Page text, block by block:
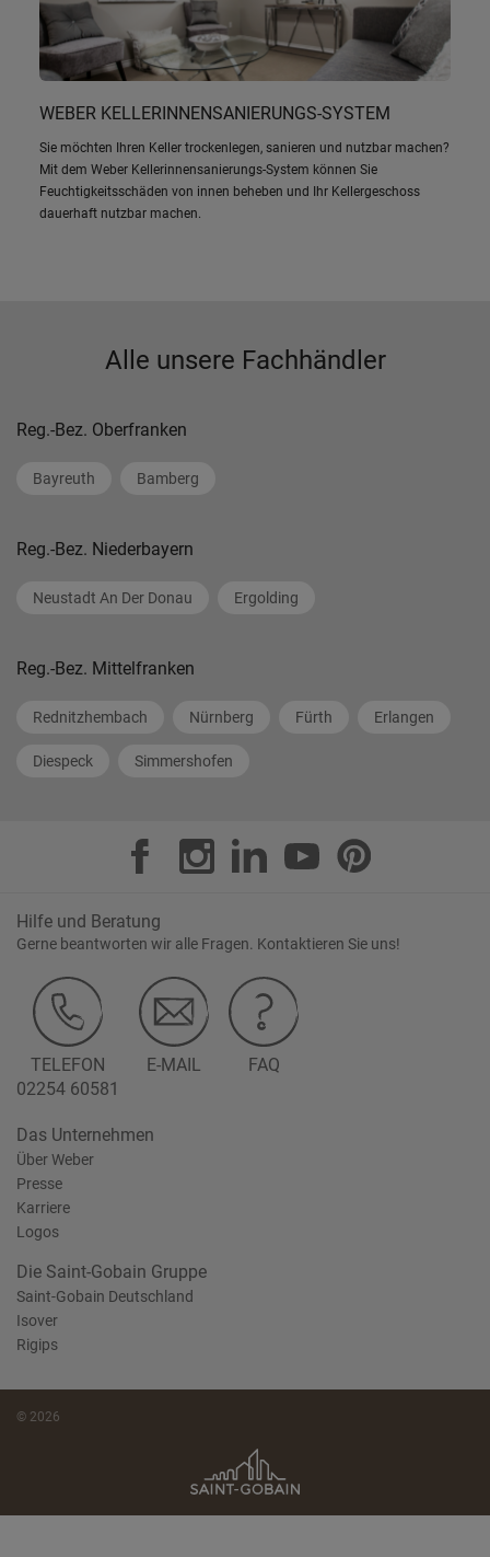
WEBER KELLERINNENSANIERUNGS-SYSTEM
Sie möchten Ihren Keller trockenlegen, sanieren und nutzbar machen?
Mit dem Weber Kellerinnensanierungs-System können Sie
Feuchtigkeitsschäden von innen beheben und Ihr Kellergeschoss
dauerhaft nutzbar machen.
Alle unsere Fachhändler
Reg.-Bez. Oberfranken
Bayreuth Bamberg
Reg.-Bez. Niederbayern
Neustadt An Der Donau Ergolding
Reg.-Bez. Mittelfranken
Rednitzhembach Nürnberg Fürth Erlangen
Diespeck Simmershofen
Hilfe und Beratung
Gerne beantworten wir alle Fragen. Kontaktieren Sie uns!
TELEFON
02254 60581
E-MAIL FAQ
Das Unternehmen
Über Weber
Presse
Karriere
Logos
Die Saint-Gobain Gruppe
Saint-Gobain Deutschland
Isover
Rigips
© 2026